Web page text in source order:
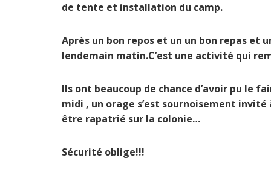
de tente et installation du camp.
Après un bon repos et un un bon repas et
lendemain matin.C’est une activité qui
Ils ont beaucoup de chance d’avoir pu le
midi , un orage s’est sournoisement
être rapatrié sur la colonie…
Sécurité oblige!!!